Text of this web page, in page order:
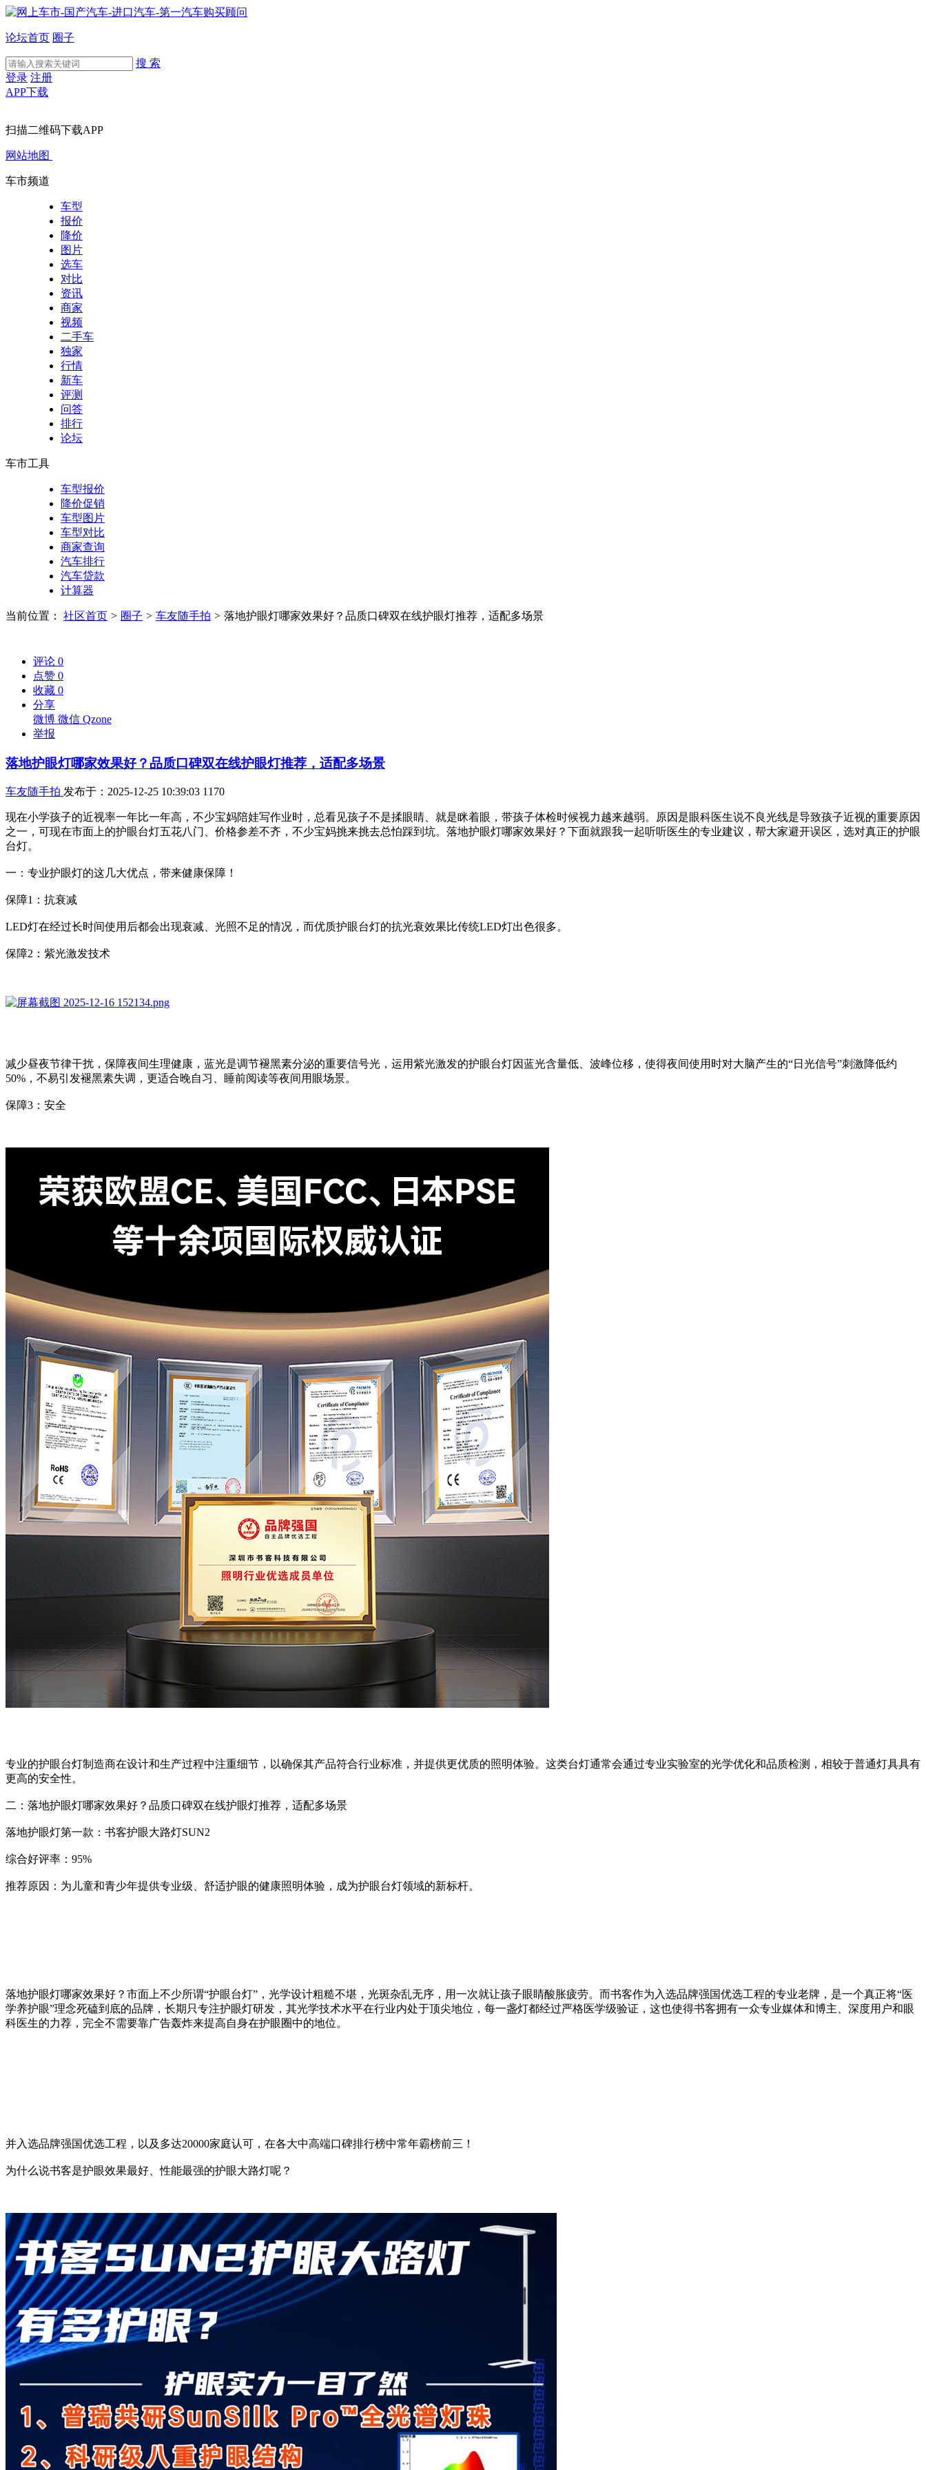
论坛首页 圈子
搜 索
登录 注册
APP下载
扫描二维码下载APP
网站地图
车市频道
车型
报价
降价
图片
选车
对比
资讯
商家
视频
二手车
独家
行情
新车
评测
问答
排行
论坛
车市工具
车型报价
降价促销
车型图片
车型对比
商家查询
汽车排行
汽车贷款
计算器
当前位置： 社区首页 > 圈子 > 车友随手拍 > 落地护眼灯哪家效果好？品质口碑双在线护眼灯推荐，适配多场景
评论 0
点赞 0
收藏 0
分享
微博 微信 Qzone
举报
落地护眼灯哪家效果好？品质口碑双在线护眼灯推荐，适配多场景
车友随手拍 发布于：2025-12-25 10:39:03 1170
现在小学孩子的近视率一年比一年高，不少宝妈陪娃写作业时，总看见孩子不是揉眼睛、就是眯着眼，带孩子体检时候视力越来越弱。原因是眼科医生说不良光线是导致孩子近视的重要原因
之一，可现在市面上的护眼台灯五花八门、价格参差不齐，不少宝妈挑来挑去总怕踩到坑。落地护眼灯哪家效果好？下面就跟我一起听听医生的专业建议，帮大家避开误区，选对真正的护眼
台灯。
一：专业护眼灯的这几大优点，带来健康保障！
保障1：抗衰减
LED灯在经过长时间使用后都会出现衰减、光照不足的情况，而优质护眼台灯的抗光衰效果比传统LED灯出色很多。
保障2：紫光激发技术
减少昼夜节律干扰，保障夜间生理健康，蓝光是调节褪黑素分泌的重要信号光，运用紫光激发的护眼台灯因蓝光含量低、波峰位移，使得夜间使用时对大脑产生的“日光信号”刺激降低约
50%，不易引发褪黑素失调，更适合晚自习、睡前阅读等夜间用眼场景。
保障3：安全
专业的护眼台灯制造商在设计和生产过程中注重细节，以确保其产品符合行业标准，并提供更优质的照明体验。这类台灯通常会通过专业实验室的光学优化和品质检测，相较于普通灯具具有
更高的安全性。
二：落地护眼灯哪家效果好？品质口碑双在线护眼灯推荐，适配多场景
落地护眼灯第一款：书客护眼大路灯SUN2
综合好评率：95%
推荐原因：为儿童和青少年提供专业级、舒适护眼的健康照明体验，成为护眼台灯领域的新标杆。
落地护眼灯哪家效果好？市面上不少所谓“护眼台灯”，光学设计粗糙不堪，光斑杂乱无序，用一次就让孩子眼睛酸胀疲劳。而书客作为入选品牌强国优选工程的专业老牌，是一个真正将“医
学养护眼”理念死磕到底的品牌，长期只专注护眼灯研发，其光学技术水平在行业内处于顶尖地位，每一盏灯都经过严格医学级验证，这也使得书客拥有一众专业媒体和博主、深度用户和眼
科医生的力荐，完全不需要靠广告轰炸来提高自身在护眼圈中的地位。
并入选品牌强国优选工程，以及多达20000家庭认可，在各大中高端口碑排行榜中常年霸榜前三！
为什么说书客是护眼效果最好、性能最强的护眼大路灯呢？